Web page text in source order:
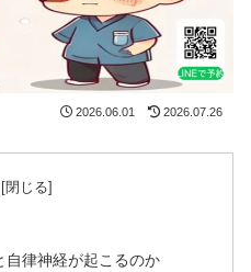
2026.06.01 2026.07.26
自律神経が起こるのか